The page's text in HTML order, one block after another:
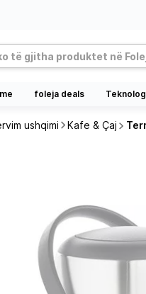
foleja deals
ushqimi Kafe & Çaj